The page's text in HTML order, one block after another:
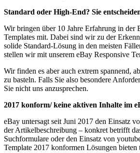
Standard oder High-End? Sie
Wir bringen über 10 Jahre Erfahrung in
Templates mit. Dabei sind wir zu der
solide Standard-Lösung in den meisten
stellen wir mit unserem eBay Responsive
Wir finden es aber auch extrem spannend,
zu basteln. Falls Sie also besondere
Sie nicht uns anzusprechen.
2017 konform/ keine aktiven Inhalte im
eBay untersagt seit Juni 2017 den Einsatz
der Artikelbeschreibung – konkret betrifft
Suchformulare oder den Einsatz von
Template 2017 konformen Lösungen bieten